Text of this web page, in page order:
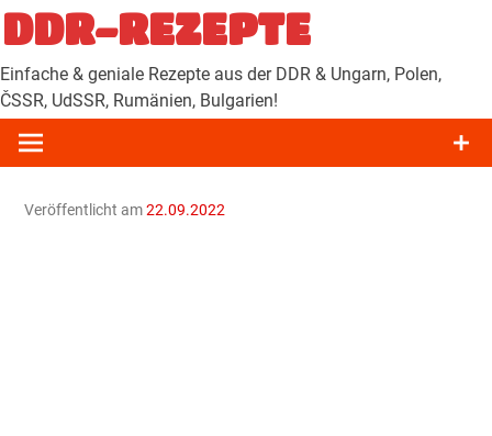
Zum
Inhalt
springen
DDR-REZEPTE
Einfache & geniale Rezepte aus der DDR & Ungarn, Polen,
ČSSR, UdSSR, Rumänien, Bulgarien!
Veröffentlicht am22.09.2022